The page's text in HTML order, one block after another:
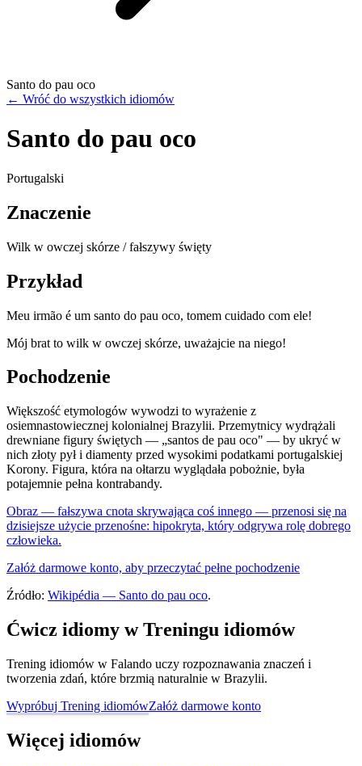
Santo do pau oco
← Wróć do wszystkich idiomów
Santo do pau oco
Portugalski
Znaczenie
Wilk w owczej skórze / fałszywy święty
Przykład
Meu irmão é um santo do pau oco, tomem cuidado com ele!
Mój brat to wilk w owczej skórze, uważajcie na niego!
Pochodzenie
Większość etymologów wywodzi to wyrażenie z
osiemnastowiecznej kolonialnej Brazylii. Przemytnicy wydrążali
drewniane figury świętych — „santos de pau oco" — by ukryć w
nich złoty pył i diamenty przed wysokimi podatkami portugalskiej
Korony. Figura, która na ołtarzu wyglądała pobożnie, była
potajemnie pełna kontrabandy.
Obraz — fałszywa cnota skrywająca coś innego — przenosi się na
dzisiejsze użycie przenośne: hipokryta, który odgrywa rolę dobrego
człowieka.
Załóż darmowe konto, aby przeczytać pełne pochodzenie
Źródło: Wikipédia — Santo do pau oco.
Ćwicz idiomy w Treningu idiomów
Trening idiomów w Falando uczy rozpoznawania znaczeń i
tworzenia zdań, które brzmią naturalnie w Brazylii.
Wypróbuj Trening idiomówZałóż darmowe konto
Więcej idiomów